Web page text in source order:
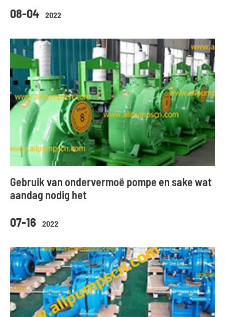
08-04 2022
07-16 2022
Gebruik van ondervermoë pompe en sake wat
aandag nodig het